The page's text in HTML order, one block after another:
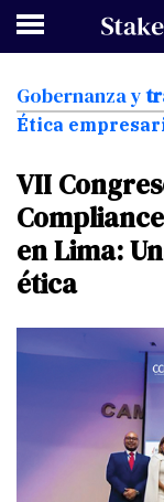
Gobernanzay
Ética
VII
Compliance
enLima:
ética